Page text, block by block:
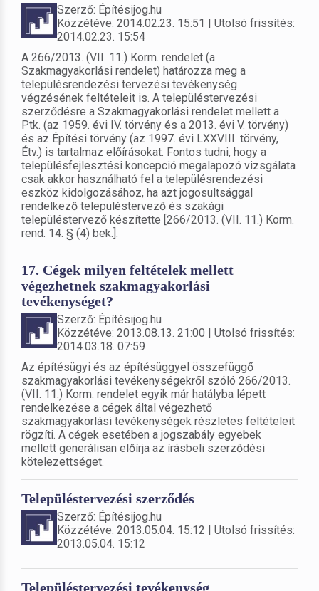
Szerző: Építésijog.hu
Közzétéve: 2014.02.23. 15:51 | Utolsó frissítés:
2014.02.23. 15:54
A 266/2013. (VII. 11.) Korm. rendelet (a
Szakmagyakorlási rendelet) határozza meg a
településrendezési tervezési tevékenység
végzésének feltételeit is. A településtervezési
szerződésre a Szakmagyakorlási rendelet mellett a
Ptk. (az 1959. évi IV. törvény és a 2013. évi V. törvény)
és az Építési törvény (az 1997. évi LXXVIII. törvény,
Étv.) is tartalmaz előírásokat. Fontos tudni, hogy a
településfejlesztési koncepció megalapozó vizsgálata
csak akkor használható fel a településrendezési
eszköz kidolgozásához, ha azt jogosultsággal
rendelkező településtervező és szakági
településtervező készítette [266/2013. (VII. 11.) Korm.
rend. 14. § (4) bek.].
17. Cégek milyen feltételek mellett
végezhetnek szakmagyakorlási
tevékenységet?
Szerző: Építésijog.hu
Közzétéve: 2013.08.13. 21:00 | Utolsó frissítés:
2014.03.18. 07:59
Az építésügyi és az építésüggyel összefüggő
szakmagyakorlási tevékenységekről szóló 266/2013.
(VII. 11.) Korm. rendelet egyik már hatályba lépett
rendelkezése a cégek által végezhető
szakmagyakorlási tevékenységek részletes feltételeit
rögzíti. A cégek esetében a jogszabály egyebek
mellett generálisan előírja az írásbeli szerződési
kötelezettséget.
Településtervezési szerződés
Szerző: Építésijog.hu
Közzétéve: 2013.05.04. 15:12 | Utolsó frissítés:
2013.05.04. 15:12
Településtervezési tevékenység